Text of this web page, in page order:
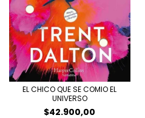
EL CHICO QUE SE COMIO EL
UNIVERSO
$42.900,00